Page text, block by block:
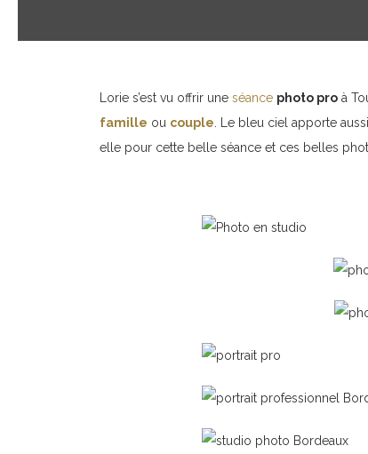
Lorie s’est vu offrir une séance photo pro à
famille ou couple . Le bleu ciel apporte
elle pour cette belle séance et ces belles